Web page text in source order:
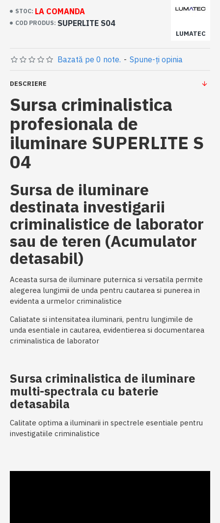
STOC: LA COMANDA
COD PRODUS: SUPERLITE S04
LUMATEC
Bazată pe 0 note. - Spune-ţi opinia
DESCRIERE
Sursa criminalistica
profesionala de
iluminare SUPERLITE S
04
Sursa de iluminare
destinata investigarii
criminalistice de laborator
sau de teren (Acumulator
detasabil)
Aceasta sursa de iluminare puternica si versatila permite
alegerea lungimii de unda pentru cautarea si punerea in
evidenta a urmelor criminalistice
Caliatate si intensitatea iluminarii, pentru lungimile de
unda esentiale in cautarea, evidentierea si documentarea
criminalistica de laborator
Sursa criminalistica de iluminare
multi-spectrala cu baterie
detasabila
Calitate optima a iluminarii in spectrele esentiale pentru
investigatiile criminalistice